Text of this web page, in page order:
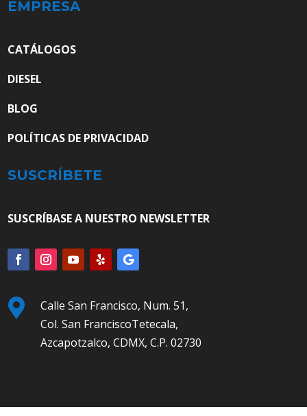
EMPRESA
CATÁLOGOS
DIESEL
BLOG
POLÍTICAS DE PRIVACIDAD
SUSCRÍBETE
SUSCRÍBASE A NUESTRO NEWSLETTER

Calle San Francisco, Num. 51,
Col. San FranciscoTetecala,
Azcapotzalco, CDMX, C.P. 02730